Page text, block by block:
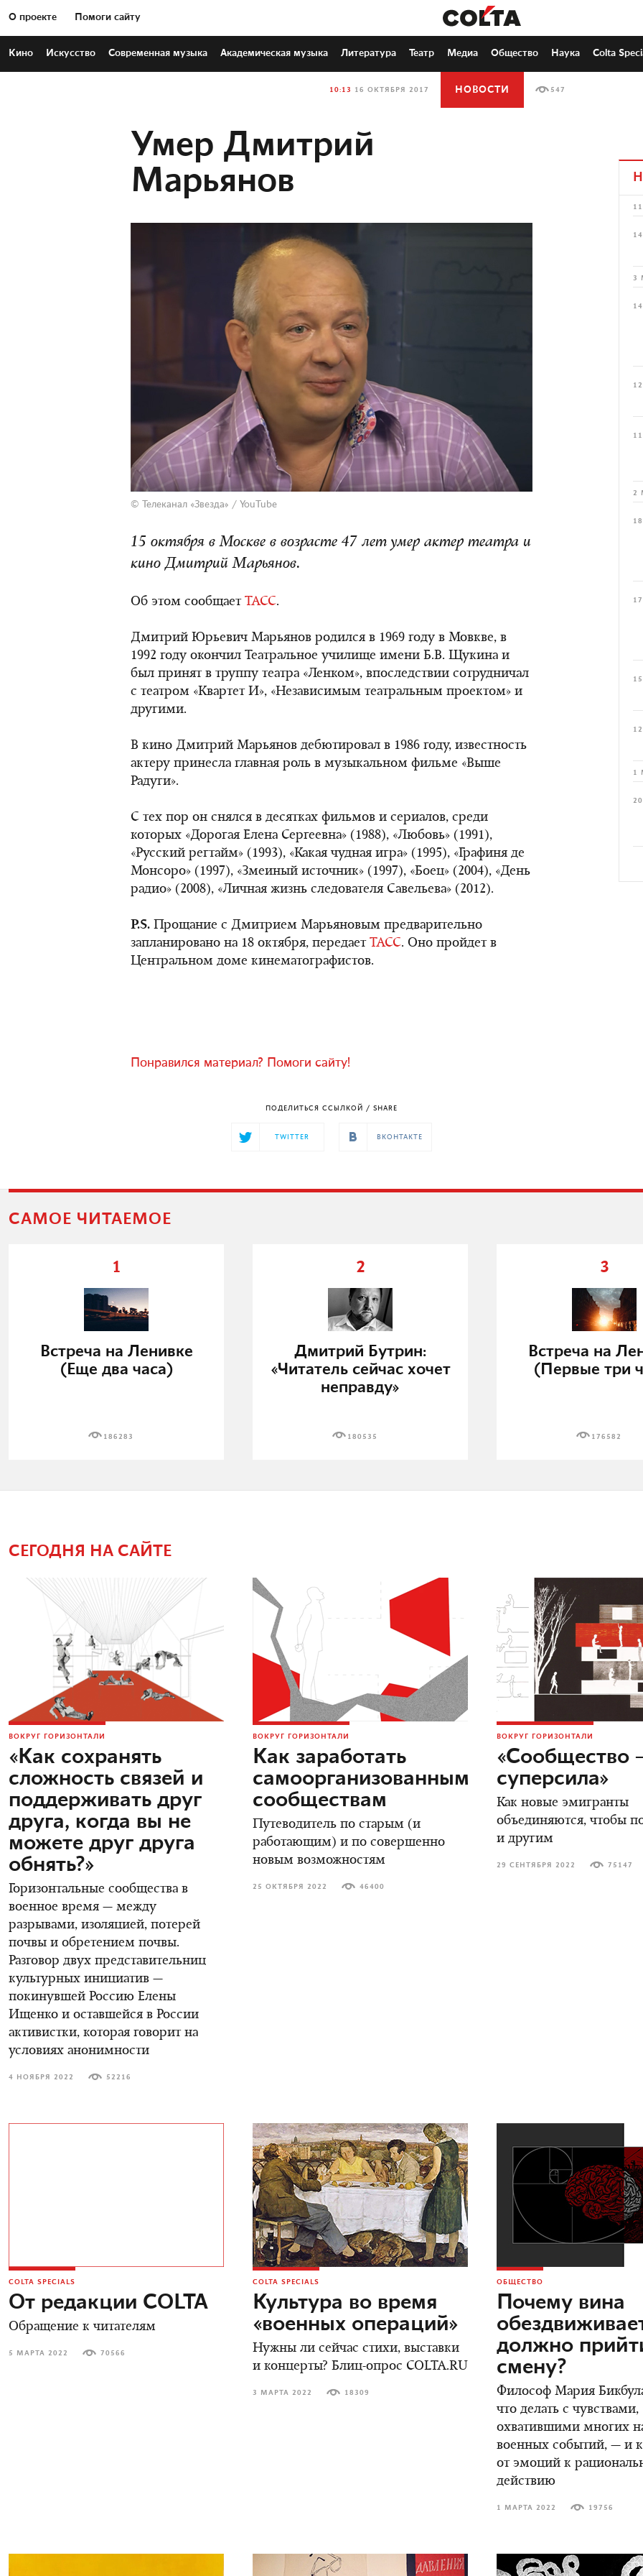
О проекте Помоги сайту
Кино Искусство Современная музыка Академическая музыка Литература Театр Медиа Общество Наука Colta
10:13 16 ОКТЯБРЯ 2017 НОВОСТИ 547
Умер Дмитрий
Марьянов
© Телеканал «Звезда» / YouTube
15 октября в Москве в возрасте 47 лет умер актер театра и
кино Дмитрий Марьянов.
Об этом сообщает ТАСС.
Дмитрий Юрьевич Марьянов родился в 1969 году в Мовкве, в
1992 году окончил Театральное училище имени Б.В. Щукина и
был принят в труппу театра «Ленком», впоследствии сотрудничал
с театром «Квартет И», «Независимым театральным проектом» и
другими.
В кино Дмитрий Марьянов дебютировал в 1986 году, известность
актеру принесла главная роль в музыкальном фильме «Выше
Радуги».
С тех пор он снялся в десятках фильмов и сериалов, среди
которых «Дорогая Елена Сергеевна» (1988), «Любовь» (1991),
«Русский регтайм» (1993), «Какая чудная игра» (1995), «Графиня де
Монсоро» (1997), «Змеиный источник» (1997), «Боец» (2004), «День
радио» (2008), «Личная жизнь следователя Савельева» (2012).
P.S. Прощание с Дмитрием Марьяновым предварительно
запланировано на 18 октября, передает ТАСС. Оно пройдет в
Центральном доме кинематографистов.
Понравился материал? Помоги сайту!
ПОДЕЛИТЬСЯ ССЫЛКОЙ / SHARE
TWITTER ВКОНТАКТЕ
3
2
1
САМОЕ ЧИТАЕМОЕ
1
Встреча на Ленивке
(Еще два часа)
186283
2
Дмитрий Бутрин:
«Читатель сейчас хочет
неправду»
180535
3
Встреча на
(Первые три
176582
СЕГОДНЯ НА САЙТЕ
ВОКРУГ ГОРИЗОНТАЛИ
«Как сохранять
сложность связей и
поддерживать друг
друга, когда вы не
можете друг друга
обнять?»
Горизонтальные сообщества в
военное время — между
разрывами, изоляцией, потерей
почвы и обретением почвы.
Разговор двух представительниц
культурных инициатив —
покинувшей Россию Елены
Ищенко и оставшейся в России
активистки, которая говорит на
условиях анонимности
4 НОЯБРЯ 2022 52216
ВОКРУГ ГОРИЗОНТАЛИ
Как заработать
самоорганизованным
сообществам
Путеводитель по старым (и
работающим) и по совершенно
новым возможностям
25 ОКТЯБРЯ 2022 46400
ВОКРУГ ГОРИЗОНТАЛИ
«Сообщество
суперсила»
Как новые эмигранты
объединяются, чтобы
и другим
29 СЕНТЯБРЯ 2022 75147
COLTA SPECIALS
От редакции COLTA
Обращение к читателям
5 МАРТА 2022 70566
COLTA SPECIALS
Культура во время
«военных операций»
Нужны ли сейчас стихи, выставки
и концерты? Блиц-опрос COLTA.RU
3 МАРТА 2022 18309
ОБЩЕСТВО
Почему вина
должно
смену?
Философ Мария
что делать с чувствами,
охватившими многих
военных событий, — и
от эмоций к
действию
1 МАРТА 2022 19756